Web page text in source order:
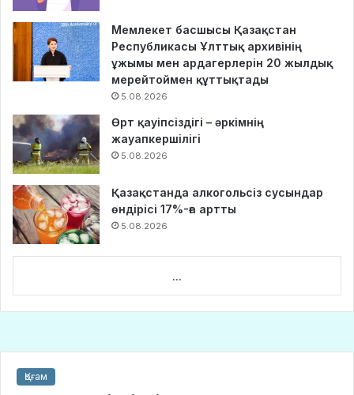
Мемлекет басшысы Қазақстан
Республикасы Ұлттық архивінің
ұжымы мен ардагерлерін 20 жылдық
мерейтоймен құттықтады
5.08.2026
Өрт қауіпсіздігі – әркімнің
жауапкершілігі
5.08.2026
Қазақстанда алкогольсіз сусындар
өндірісі 17%-ға артты
5.08.2026
...